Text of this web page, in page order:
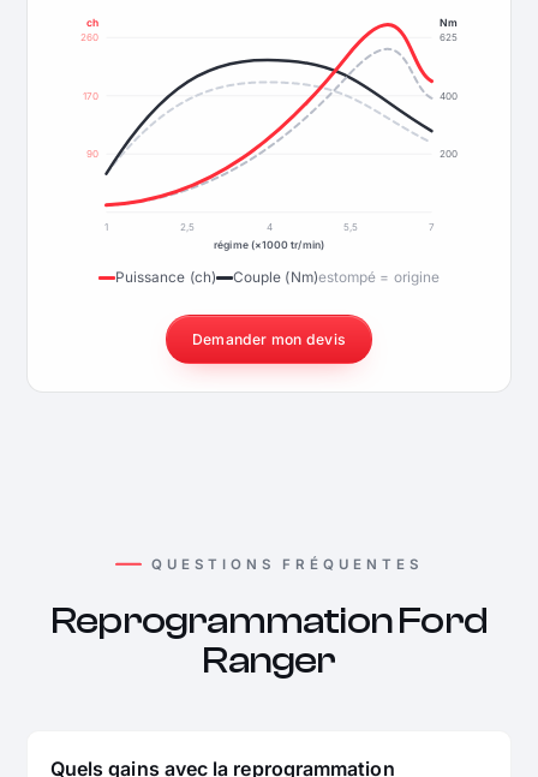
90
170
260
200
400
625
ch Nm
1 2,5 4 5,5
7
régime (×1000 tr/min)
Puissance (ch) Couple (Nm)estompé = origine
Demander mon devis
QUESTIONS FRÉQUENTES
Reprogrammation Ford
Ranger
Quels gains avec la reprogrammation